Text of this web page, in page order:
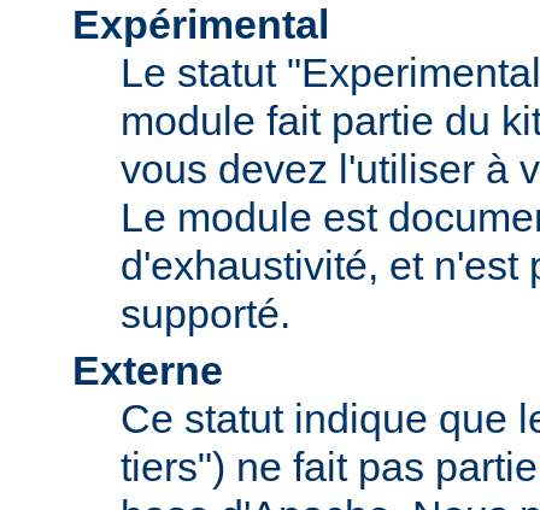
Expérimental
Le statut
module fait partie du
vous devez l'utiliser à
Le module est
d'exhaustivité, et n'est
supporté.
Externe
Ce statut indique que
tiers") ne fait pas